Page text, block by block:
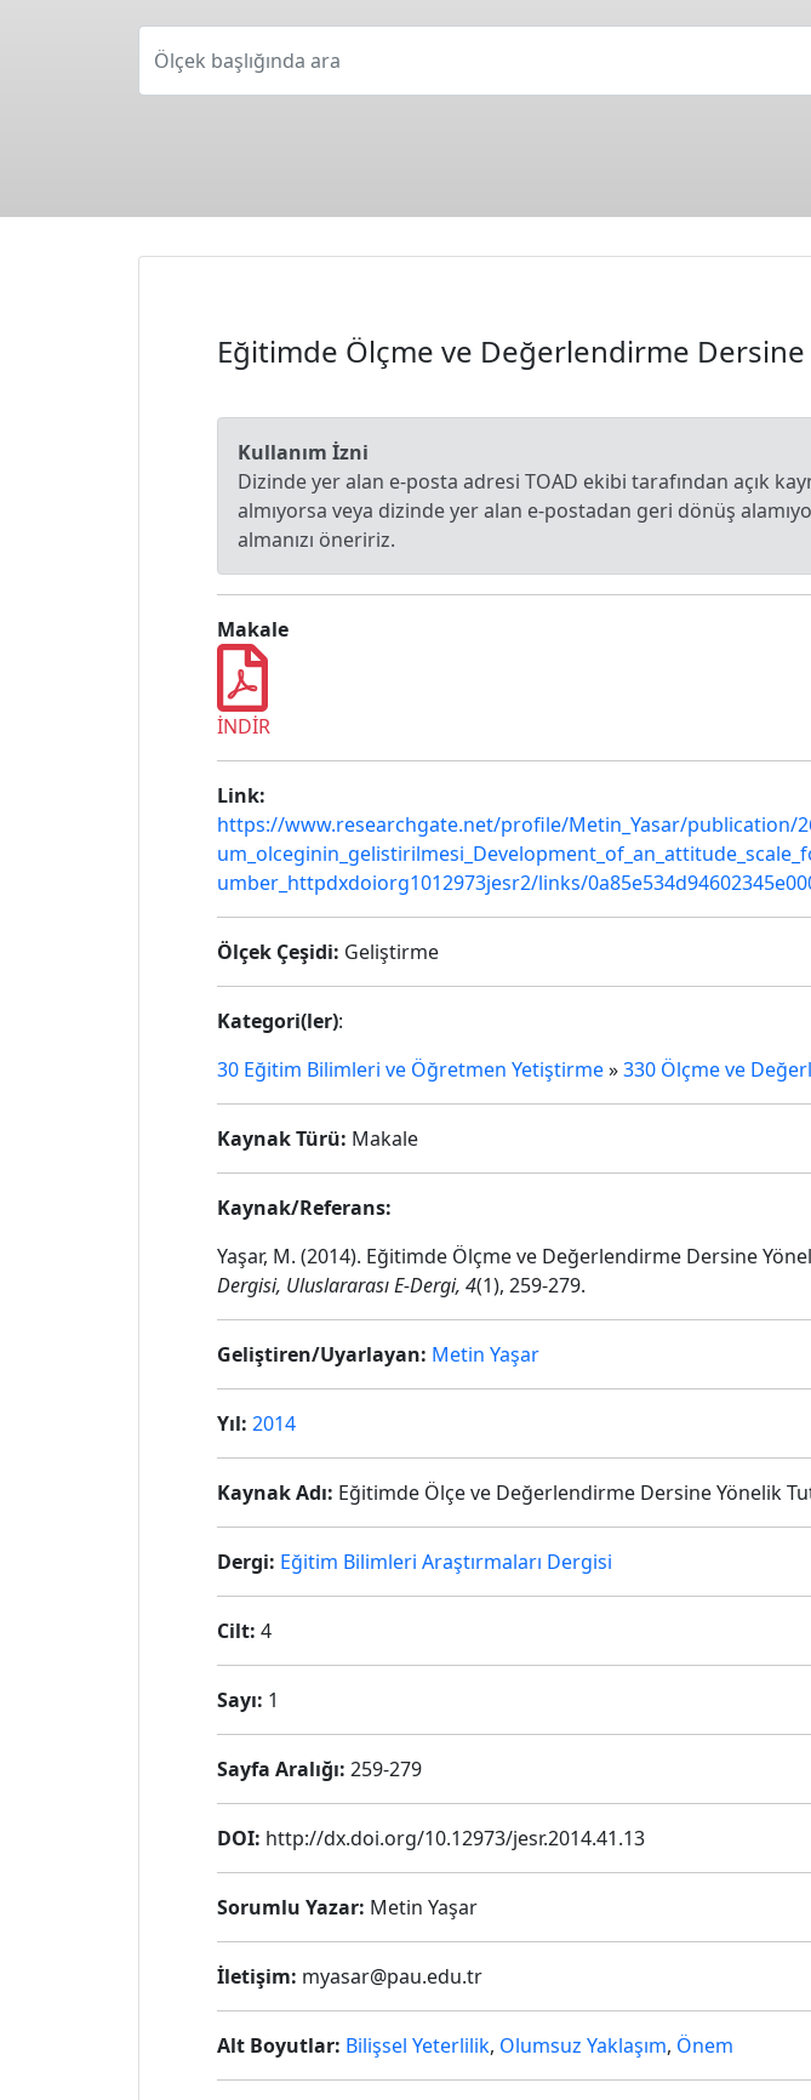
Ölçek başlığında ara
Eğitimde Ölçme ve Değerlendirme
Kullanım İzni
Dizinde yer alan e-posta adresi TOAD ekibi tarafından açık
almıyorsa veya dizinde yer alan e-postadan geri dönüş
almanızı öneririz.
Makale
İNDİR
Link:
https://www.researchgate.net/profile/Metin_Yasar/publication/
umber_httpdxdoiorg1012973jesr2/links/
Ölçek Çeşidi: Geliştirme
Kategori(ler):
30 Eğitim Bilimleri ve Öğretmen Yetiştirme»330 Ölçme ve
Kaynak Türü: Makale
Kaynak/Referans:
Yaşar, M. (2014). Eğitimde Ölçme ve Değerlendirme Dersine
Dergisi, Uluslararası E-Dergi, 4(1), 259-279.
Geliştiren/Uyarlayan: Metin Yaşar
Yıl: 2014
Kaynak Adı: Eğitimde Ölçe ve Değerlendirme Dersine Yönelik
Dergi: Eğitim Bilimleri Araştırmaları Dergisi
Cilt: 4
Sayı: 1
Sayfa Aralığı: 259-279
DOI: http://dx.doi.org/10.12973/jesr.2014.41.13
Sorumlu Yazar: Metin Yaşar
İletişim: myasar@pau.edu.tr
Alt Boyutlar: Bilişsel Yeterlilik, Olumsuz Yaklaşım, Önem